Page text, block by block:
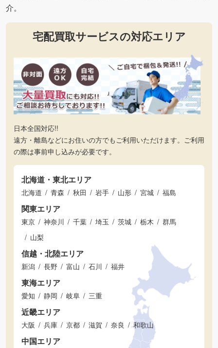
介。
宅配買取サービスの対応エリア
日本全国対応!!
遠方・離島などにお住いの方でもご利用いただけます。ご利用
の際は事前申し込みが必要です。
北海道・東北エリア
北海道 青森 秋田 岩手 山形 宮城 福島
関東エリア
東京 神奈川 千葉 埼玉 茨城 栃木
群馬
山梨
信越・北陸エリア
新潟 長野 富山 石川 福井
東海エリア
愛知 静岡 岐阜 三重
近畿エリア
大阪 兵庫 京都 滋賀 奈良 和歌山
中国エリア